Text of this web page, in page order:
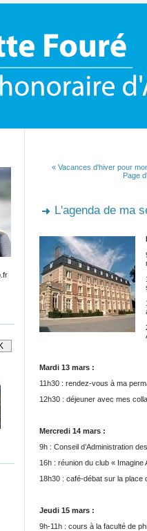
« Vacances d'hiver pour
Page
L'agenda de ma
Mardi 13 mars :
11h30 : rendez-vous à ma
12h30 : déjeuner avec mes
Mercredi 14 mars :
9h : Conseil d’Administration
16h : réunion du club « Imagine
18h30 : café-débat sur la place
Jeudi 15 mars :
9h-11h : cours à la faculté de